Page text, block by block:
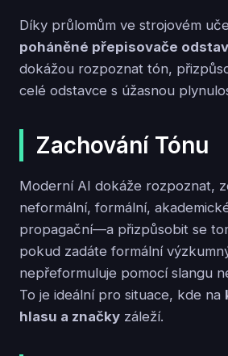
Díky průlomům ve strojovém
poháněné přepisovače
dokážou rozpoznat tón,
celé odstavce s úžasnou
Zachování Tónu
Moderní AI dokáže rozpoznat,
neformální, formální,
propagační—a přizpůsobit se
pokud zadáte formální
nepřeformuluje pomocí slangu
To je ideální pro situace, kde na
hlasu a značky záleží.